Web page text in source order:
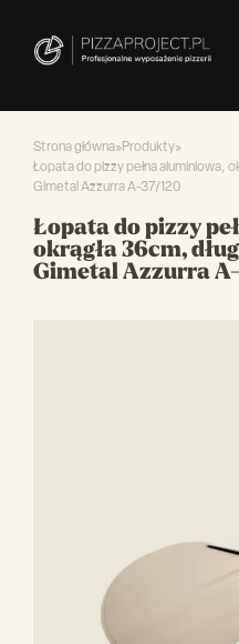
piece
do
pizzy
do
ciasta
do
ciasta
Strona główna»Produkty»
Łopata do pizzy pełna aluminiowa,
Gimetal Azzurra A-37/120
Łopata do pizzy
okrągła 36cm,
Gimetal Azzurra